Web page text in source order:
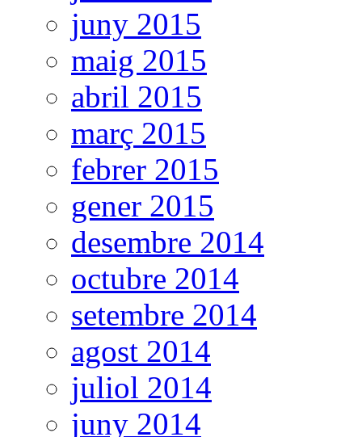
juny 2015
maig 2015
abril 2015
març 2015
febrer 2015
gener 2015
desembre 2014
octubre 2014
setembre 2014
agost 2014
juliol 2014
juny 2014